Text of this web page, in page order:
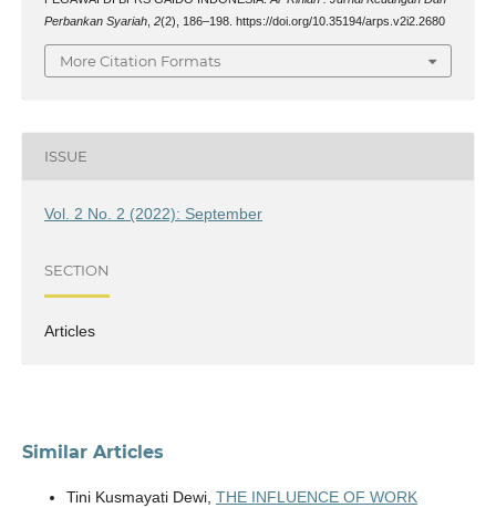
Perbankan Syariah, 2(2), 186–198. https://doi.org/10.35194/arps.v2i2.2680
More Citation Formats
ISSUE
Vol. 2 No. 2 (2022): September
SECTION
Articles
Similar Articles
Tini Kusmayati Dewi, THE INFLUENCE OF WORK